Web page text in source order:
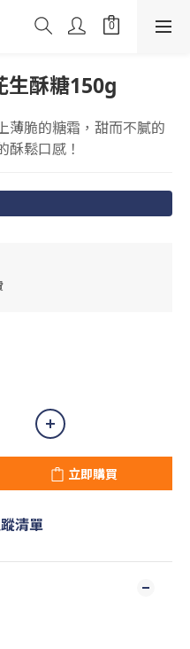
生酥糖150g
薄脆的糖霜，甜而不膩的
酥鬆口感！
立即購買
清單